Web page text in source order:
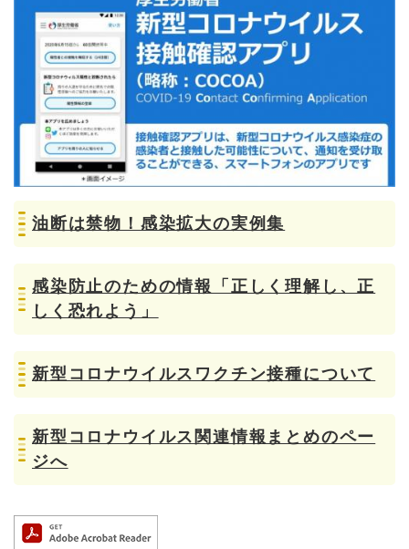
油断は禁物！感染拡大の実例集
感染防止のための情報「正しく理解し、正
しく恐れよう」
新型コロナウイルスワクチン接種について
新型コロナウイルス関連情報まとめのペー
ジへ